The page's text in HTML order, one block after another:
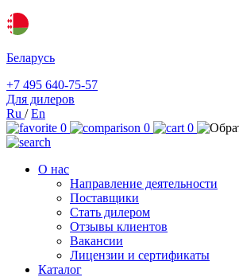
Беларусь
+7 495 640-75-57
Для дилеров
Ru /En
0
0 0
О нас
Направление деятельности
Поставщики
Стать дилером
Отзывы клиентов
Вакансии
Лицензии и сертификаты
Каталог